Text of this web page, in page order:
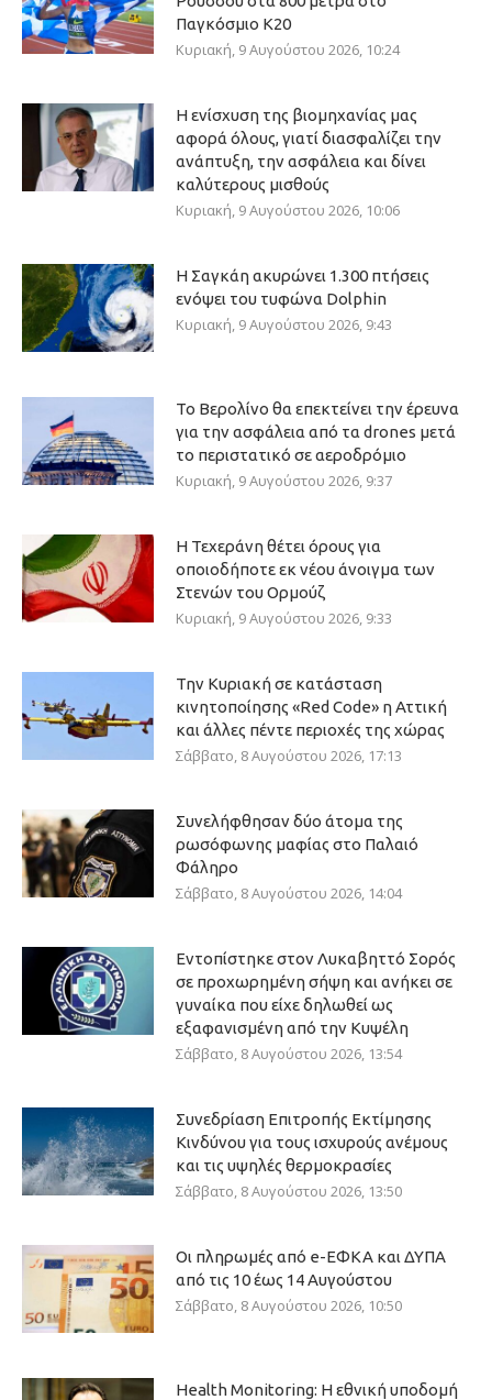
Παγκόσμιο Κ20
Κυριακή, 9 Αυγούστου 2026, 10:24
Η ενίσχυση της βιομηχανίας μας
αφορά όλους, γιατί διασφαλίζει την
ανάπτυξη, την ασφάλεια και δίνει
καλύτερους μισθούς
Κυριακή, 9 Αυγούστου 2026, 10:06
Η Σαγκάη ακυρώνει 1.300 πτήσεις
ενόψει του τυφώνα Dolphin
Κυριακή, 9 Αυγούστου 2026, 9:43
Το Βερολίνο θα επεκτείνει την έρευνα
για την ασφάλεια από τα drones μετά
το περιστατικό σε αεροδρόμιο
Κυριακή, 9 Αυγούστου 2026, 9:37
Η Τεχεράνη θέτει όρους για
οποιοδήποτε εκ νέου άνοιγμα των
Στενών του Ορμούζ
Κυριακή, 9 Αυγούστου 2026, 9:33
Την Κυριακή σε κατάσταση
κινητοποίησης «Red Code» η Αττική
και άλλες πέντε περιοχές της χώρας
Σάββατο, 8 Αυγούστου 2026, 17:13
Συνελήφθησαν δύο άτομα της
ρωσόφωνης μαφίας στο Παλαιό
Φάληρο
Σάββατο, 8 Αυγούστου 2026, 14:04
Εντοπίστηκε στον Λυκαβηττό Σορός
σε προχωρημένη σήψη και ανήκει σε
γυναίκα που είχε δηλωθεί ως
εξαφανισμένη από την Κυψέλη
Σάββατο, 8 Αυγούστου 2026, 13:54
Συνεδρίαση Επιτροπής Εκτίμησης
Κινδύνου για τους ισχυρούς ανέμους
και τις υψηλές θερμοκρασίες
Σάββατο, 8 Αυγούστου 2026, 13:50
Οι πληρωμές από e-ΕΦΚΑ και ΔΥΠΑ
από τις 10 έως 14 Αυγούστου
Σάββατο, 8 Αυγούστου 2026, 10:50
Health Monitoring: Η εθνική υποδομή